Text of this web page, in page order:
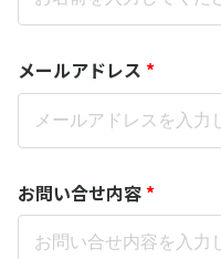
メールアドレス *
お問い合せ内容 *